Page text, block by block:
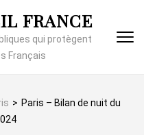
FRANCE
qui protègent
Français
> Paris – Bilan de nuit du